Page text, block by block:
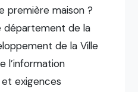
première maison ?
département de la
de la Ville
l’information
exigences